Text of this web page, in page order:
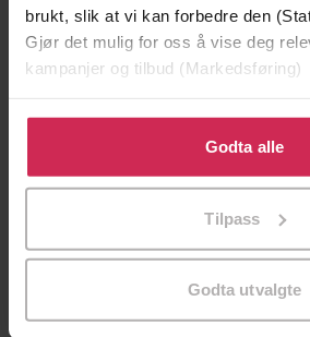
brukt, slik at vi kan forbedre den
Gjør det mulig for oss å vise deg
kampanjer og tilbud (Markedsføring)
Klikk på «Godta alle» for å gi oss
bruke cookies for alle disse
tilpasse ditt samtykke til spesifikke
Godta alle
Tilpass
Godta utvalgte
149,-
Foreldremagi
Hedvig Montgomery